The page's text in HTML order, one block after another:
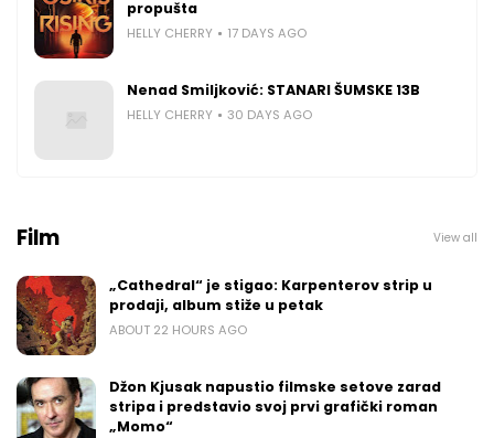
propušta
HELLY CHERRY 17 DAYS AGO
Nenad Smiljković: STANARI ŠUMSKE 13B
HELLY CHERRY 30 DAYS AGO
Film View all
„Cathedral“ je stigao: Karpenterov strip u
prodaji, album stiže u petak
ABOUT 22 HOURS AGO
Džon Kjusak napustio filmske setove zarad
stripa i predstavio svoj prvi grafički roman
„Momo“